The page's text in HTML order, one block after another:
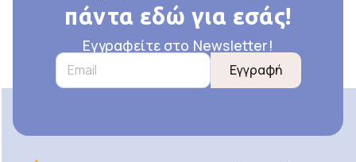
πάντα εδώ για εσάς!
Εγγραφείτε στο Newsletter!
Εγγραφή